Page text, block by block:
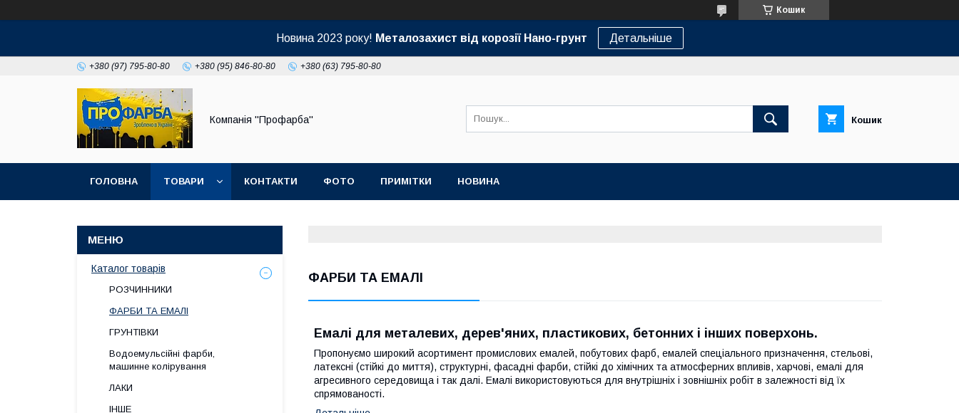
Кошик
Новина 2023 року! Металозахист від корозії Нано-грунт Детальніше
+380 (97) 795-80-80 +380 (95) 846-80-80 +380 (63) 795-80-80
Компанія ''Профарба'' Кошик
ГОЛОВНА ТОВАРИ КОНТАКТИ ФОТО ПРИМІТКИ НОВИНА
ФАРБИ ТА ЕМАЛІ
Емалі для металевих, дерев'яних, пластикових, бетонних і інших поверхонь.
Пропонуємо широкий асортимент промислових емалей, побутових фарб, емалей спеціального призначення, стельові,
латексні (стійкі до миття), структурні, фасадні фарби, стійкі до хімічних та атмосферних впливів, харчові, емалі для
агресивного середовища і так далі. Емалі використовуються для внутрішніх і зовнішніх робіт в залежності від їх
спрямованості.
Каталог товарів
РОЗЧИННИКИ
ФАРБИ ТА ЕМАЛІ
ГРУНТІВКИ
Водоемульсійні фарби,
машинне колірування
ЛАКИ
ІНШЕ